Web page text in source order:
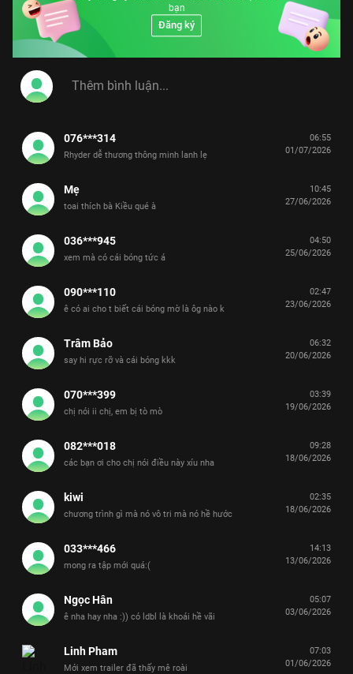
bạn
Đăng ký
076***314
Rhyder dễ thương thông minh lanh lẹ
06:55
01/07/2026
Mẹ
toai thích bà Kiều qué à
10:45
27/06/2026
036***945
xem mà có cái bóng tức á
04:50
25/06/2026
090***110
ê có ai cho t biết cái bóng mờ là ôg nào k
02:47
23/06/2026
Trâm Bảo
say hi rực rỡ và cái bóng kkk
06:32
20/06/2026
070***399
chị nói ii chị, em bị tò mò
03:39
19/06/2026
082***018
các bạn ơi cho chị nói điều này xíu nha
09:28
18/06/2026
kiwi
chương trình gì mà nó vô tri mà nó hề hước
02:35
18/06/2026
033***466
mong ra tập mới quá:(
14:13
13/06/2026
Ngọc Hân
ê nha hay nha :)) có ldbl là khoái hề vãi
05:07
03/06/2026
Linh Pham
Mới xem trailer đã thấy mê roài
07:03
01/06/2026